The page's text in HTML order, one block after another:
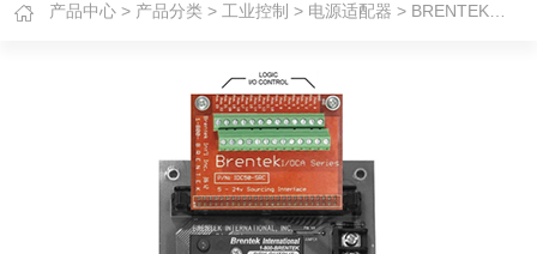
产品中心 > 产品分类 >工业控制 > 电源适配器 > BRENTEK适配器